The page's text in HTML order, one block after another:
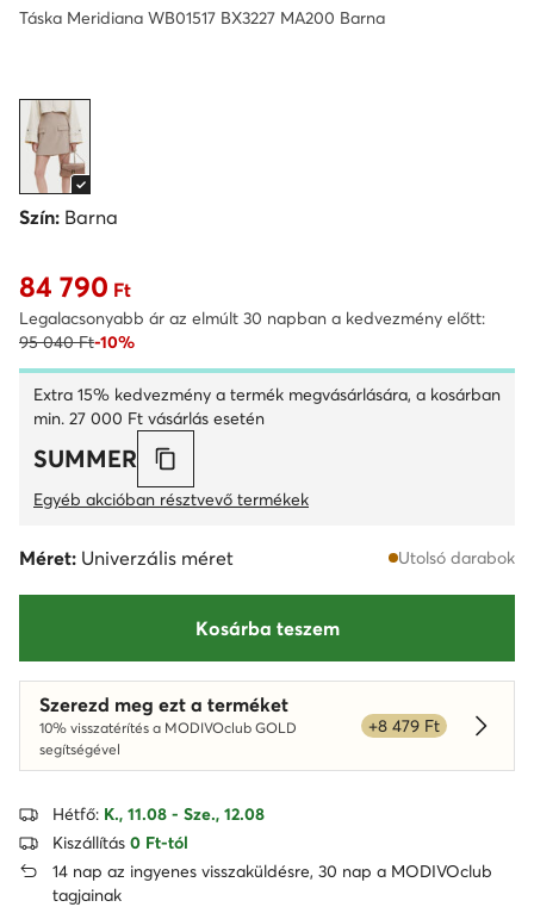
Táska Meridiana WB01517 BX3227 MA200 Barna
Szín: Barna
Aktuális ár 84 790 Ft
84 790 Ft
Legalacsonyabb ár az elmúlt 30 napban a kedvezmény előtt:
95 040 Ft-10%
Extra 15% kedvezmény a termék megvásárlására, a kosárban
min. 27 000 Ft vásárlás esetén
SUMMER
Egyéb akcióban résztvevő termékek
Méret: Univerzális méret Utolsó darabok
Kosárba teszem
Szerezd meg ezt a terméket
10% visszatérítés a MODIVOclub GOLD
segítségével
+8 479 Ft
Hétfő: K., 11.08 - Sze., 12.08
Kiszállítás 0 Ft-tól
14 nap az ingyenes visszaküldésre, 30 nap a MODIVOclub
tagjainak